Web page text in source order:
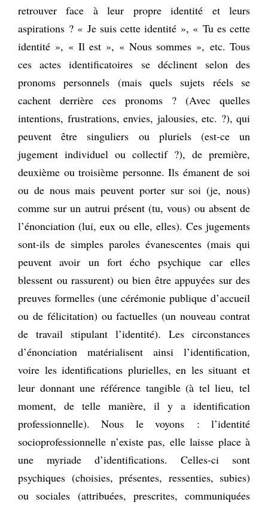
retrouver face à leur propre identité et leurs
aspirations ? « Je suis cette identité », « Tu es cette
identité », « Il est », « Nous sommes », etc. Tous
ces actes identificatoires se déclinent selon des
pronoms personnels (mais quels sujets réels se
cachent derrière ces pronoms ? (Avec quelles
intentions, frustrations, envies, jalousies, etc. ?), qui
peuvent être singuliers ou pluriels (est-ce un
jugement individuel ou collectif ?), de première,
deuxième ou troisième personne. Ils émanent de soi
ou de nous mais peuvent porter sur soi (je, nous)
comme sur un autrui présent (tu, vous) ou absent de
l’énonciation (lui, eux ou elle, elles). Ces jugements
sont-ils de simples paroles évanescentes (mais qui
peuvent avoir un fort écho psychique car elles
blessent ou rassurent) ou bien être appuyées sur des
preuves formelles (une cérémonie publique d’accueil
ou de félicitation) ou factuelles (un nouveau contrat
de travail stipulant l’identité). Les circonstances
d’énonciation matérialisent ainsi l’identification,
voire les identifications plurielles, en les situant et
leur donnant une référence tangible (à tel lieu, tel
moment, de telle manière, il y a identification
professionnelle). Nous le voyons : l’identité
socioprofessionnelle n’existe pas, elle laisse place à
une myriade d’identifications. Celles-ci sont
psychiques (choisies, présentes, ressenties, subies)
ou sociales (attribuées, prescrites, communiquées